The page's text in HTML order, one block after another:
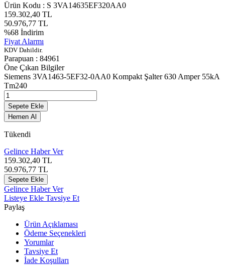
Ürün Kodu : S 3VA14635EF320AA0
159.302,40 TL
50.976,77 TL
%68 İndirim
Fiyat Alarmı
KDV Dahildir.
Parapuan : 84961
Öne Çıkan Bilgiler
Siemens 3VA1463-5EF32-0AA0 Kompakt Şalter 630 Amper 55kA
Tm240
Sepete Ekle
Hemen Al
Tükendi
Gelince Haber Ver
159.302,40 TL
50.976,77 TL
Sepete Ekle
Gelince Haber Ver
Listeye Ekle Tavsiye Et
Paylaş
Ürün Açıklaması
Ödeme Seçenekleri
Yorumlar
Tavsiye Et
İade Koşulları